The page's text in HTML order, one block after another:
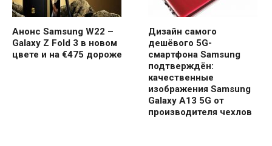
Анонс Samsung W22 –
Galaxy Z Fold 3 в новом
цвете и на €475 дороже
Дизайн самого
дешёвого 5G-
смартфона Samsung
подтверждён:
качественные
изображения Samsung
Galaxy A13 5G от
производителя чехлов